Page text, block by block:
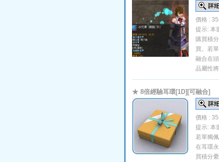
價格 :
提示: 本
購買積
買。若
融合在
品屬性
★ 8倍經驗耳環[1D][可融合]
價格 :
提示: 本
若單獨
在耳環
買積分